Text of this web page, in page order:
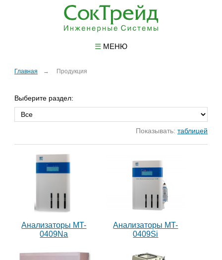
☰МЕНЮ
Главная Продукция
Выберите раздел:
Показывать:таблицей
Анализаторы MT-
0409Na
Анализаторы MT-
0409Si